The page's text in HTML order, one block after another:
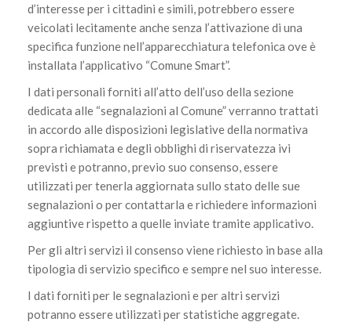
d’interesse per i cittadini e simili, potrebbero essere
veicolati lecitamente anche senza l’attivazione di una
specifica funzione nell’apparecchiatura telefonica ove è
installata l’applicativo “Comune Smart”.
I dati personali forniti all’atto dell’uso della sezione
dedicata alle “segnalazioni al Comune” verranno trattati
in accordo alle disposizioni legislative della normativa
sopra richiamata e degli obblighi di riservatezza ivi
previsti e potranno, previo suo consenso, essere
utilizzati per tenerla aggiornata sullo stato delle sue
segnalazioni o per contattarla e richiedere informazioni
aggiuntive rispetto a quelle inviate tramite applicativo.
Per gli altri servizi il consenso viene richiesto in base alla
tipologia di servizio specifico e sempre nel suo interesse.
I dati forniti per le segnalazioni e per altri servizi
potranno essere utilizzati per statistiche aggregate.